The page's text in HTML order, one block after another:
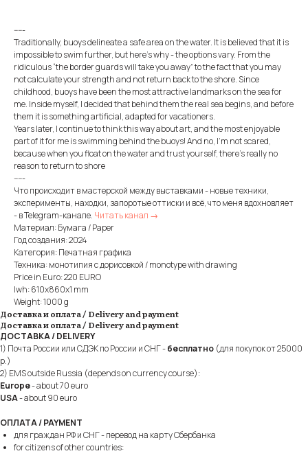
-----
Traditionally, buoys delineate a safe area on the water. It is believed that it is
impossible to swim further, but here’s why - the options vary. From the
ridiculous “the border guards will take you away” to the fact that you may
not calculate your strength and not return back to the shore. Since
childhood, buoys have been the most attractive landmarks on the sea for
me. Inside myself, I decided that behind them the real sea begins, and before
them it is something artificial, adapted for vacationers.
Years later, I continue to think this way about art, and the most enjoyable
part of it for me is swimming behind the buoys! And no, I’m not scared,
because when you float on the water and trust yourself, there’s really no
reason to return to shore
-----
Что происходит в мастерской между выставками - новые техники,
эксперименты, находки, запоротые оттиски и всё, что меня вдохновляет
- в Telegram-канале. Читать канал →
Материал: Бумага / Paper
Год создания: 2024
Категория: Печатная графика
Техника: монотипия с дорисовкой / monotype with drawing
Price in Euro: 220 EURO
lwh: 610x860x1 mm
Weight: 1000 g
Доставка и оплата / Delivery and payment
Доставка и оплата / Delivery and payment
ДОСТАВКА / DELIVERY
1) Почта России или СДЭК по России и СНГ -бесплатно (для покупок от 25000
р.)
2) EMS outside Russia (depends on currency course):
Europe- about 70 euro
USA- about 90 euro
ОПЛАТА / PAYMENT
для граждан РФ и СНГ - перевод на карту Сбербанка
for citizens of other countries: